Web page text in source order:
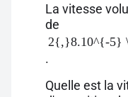
La vitesse
de
2{,}8.10^{-5}
.
Quelle est la